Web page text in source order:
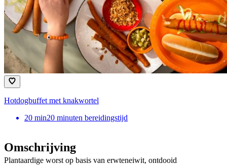
Hotdogbuffet met knakwortel
20 min20 minuten bereidingstijd
Omschrijving
Plantaardige worst op basis van erwteneiwit, ontdooid